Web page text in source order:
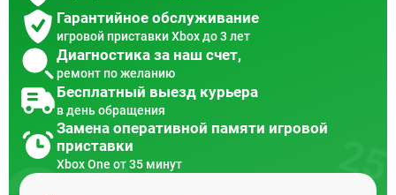
Гарантийное обслуживание
игровой приставки Xbox до 3 лет
Диагностика за наш счет,
ремонт по желанию
Бесплатный выезд курьера
в день обращения
Замена оперативной памяти игровой
приставки
Xbox One от 35 минут